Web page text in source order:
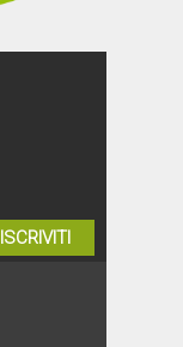
ISCRIVITI